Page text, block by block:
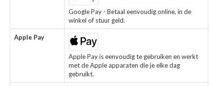
Google Pay - Betaal eenvoudig online, in de
winkel of stuur geld.
Apple Pay
Apple Pay is eenvoudig te gebruiken en werkt
met de Apple apparaten die je elke dag
gebruikt.